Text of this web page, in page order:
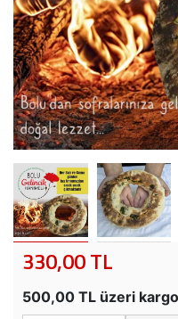
330,00 TL
500,00 TL üzeri